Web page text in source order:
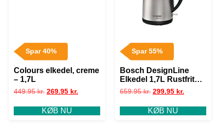
Spar 40%
Colours elkedel, creme
– 1,7L
449.95kr. 269.95 kr.
KØB NU
Spar 55%
Bosch DesignLine
Elkedel 1,7L Rustfrit
Stål
659.95kr. 299.95 kr.
KØB NU